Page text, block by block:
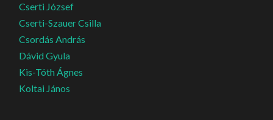
Cserti József
Cserti-Szauer Csilla
Csordás András
Dávid Gyula
Kis-Tóth Ágnes
Koltai János